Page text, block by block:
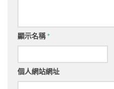
顯示名稱*
個人網站網址